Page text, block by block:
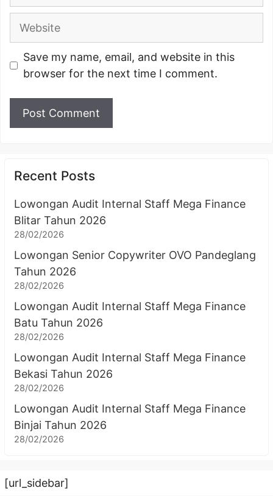
Website
Save my name, email, and website in this
browser for the next time I comment.
Recent Posts
Lowongan Audit Internal Staff Mega Finance
Blitar Tahun 2026
28/02/2026
Lowongan Senior Copywriter OVO Pandeglang
Tahun 2026
28/02/2026
Lowongan Audit Internal Staff Mega Finance
Batu Tahun 2026
28/02/2026
Lowongan Audit Internal Staff Mega Finance
Bekasi Tahun 2026
28/02/2026
Lowongan Audit Internal Staff Mega Finance
Binjai Tahun 2026
28/02/2026
[url_sidebar]